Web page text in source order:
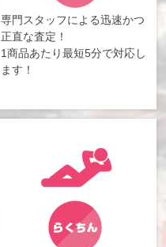
専門スタッフによる迅速かつ
正直な査定！
1商品あたり最短5分で対応し
ます！